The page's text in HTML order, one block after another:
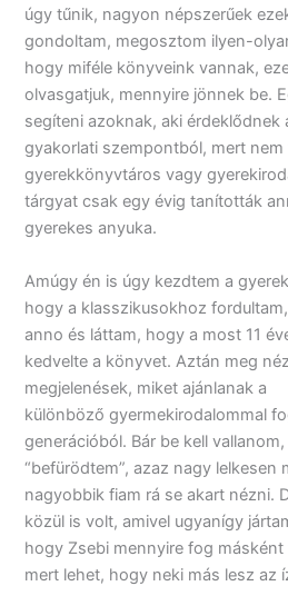
úgy tűnik, nagyon népszerűek
gondoltam, megosztom ilyen-
hogy miféle könyveink vannak,
olvasgatjuk, mennyire jönnek be.
segíteni azoknak, aki érdeklődnek
gyakorlati szempontból, mert
gyerekkönyvtáros vagy
tárgyat csak egy évig tanították
gyerekes anyuka.
Amúgy én is úgy kezdtem a
hogy a klasszikusokhoz
anno és láttam, hogy a most 11
kedvelte a könyvet. Aztán meg
megjelenések, miket ajánlanak a
különböző gyermekirodalommal
generációból. Bár be kell
“befürödtem”, azaz nagy lelkesen
nagyobbik fiam rá se akart nézni.
közül is volt, amivel ugyanígy
hogy Zsebi mennyire fog
mert lehet, hogy neki más lesz az